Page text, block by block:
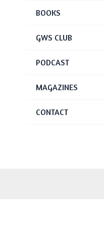
BOOKS
GWS CLUB
PODCAST
MAGAZINES
CONTACT